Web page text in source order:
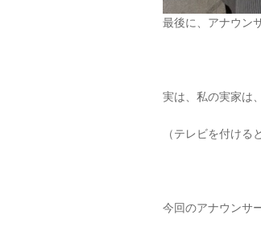
最後に、アナウン
実は、私の実家は
（テレビを付ける
今回のアナウンサ